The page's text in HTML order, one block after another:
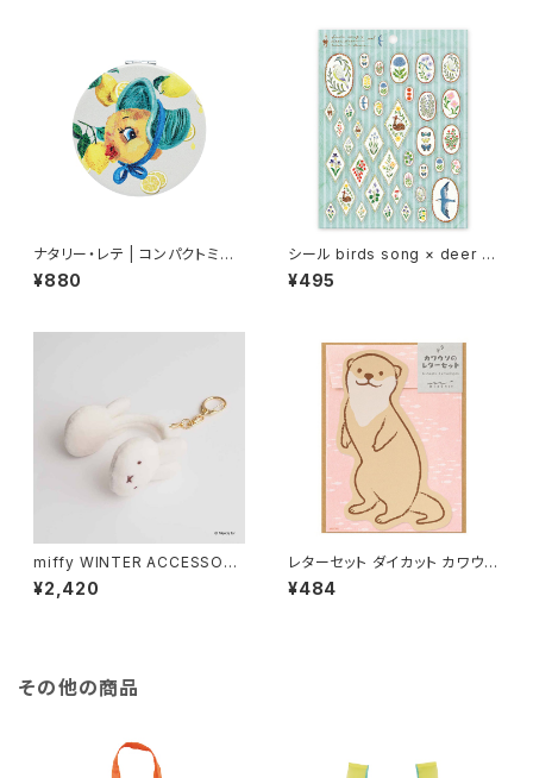
ナタリー・レテ | コンパクトミラ
ー ひよこ | Compact mirror
Chick
¥880
シール birds song × deer dr
eam seal /浅野みどり
¥495
miffy WINTER ACCESSORY
S MINI イヤマフチャーム ミッフ
ィー
¥2,420
レターセット ダイカット カワウソ
柄
¥484
その他の商品